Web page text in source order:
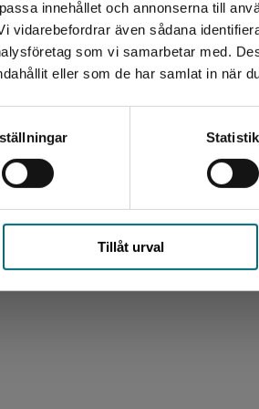
innehållet och annonserna till
vidarebefordrar även sådana
som vi samarbetar med.
eller som de har samlat in när
Statistik
Tillåt urval
som att du besöker
Sverige. Vi erbjuder inte
För att kunna slutföra ett köp
vara i Sverige.
226 60 Lund
Frågor och svar
Köpvillkor